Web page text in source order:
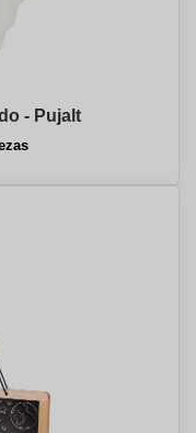
- Pujalt